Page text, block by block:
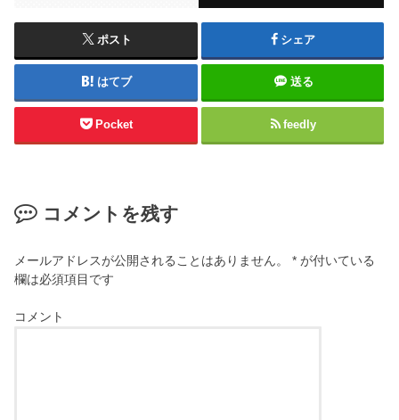
ポスト シェア
はてブ 送る
Pocket feedly
コメントを残す
メールアドレスが公開されることはありません。 * が付いている
欄は必須項目です
コメント